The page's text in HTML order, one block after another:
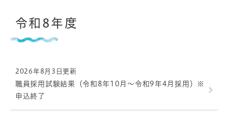
文令和8年度
2026年8月3日更新
職員採用試験結果（令和8年10月～令和9年4月採用）※
申込終了